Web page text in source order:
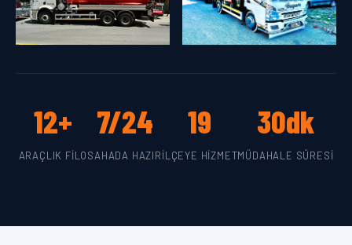
12+
ARAÇLIK FILO
7/24
SAHADA HAZIR
19
İLÇEYE HIZMET
30dk
MÜDAHALE SÜRESI